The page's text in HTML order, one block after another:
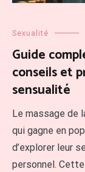
Sexualité
Guide
conseils et
sensualité
Le massage de
qui gagne en
d’explorer leur
personnel.